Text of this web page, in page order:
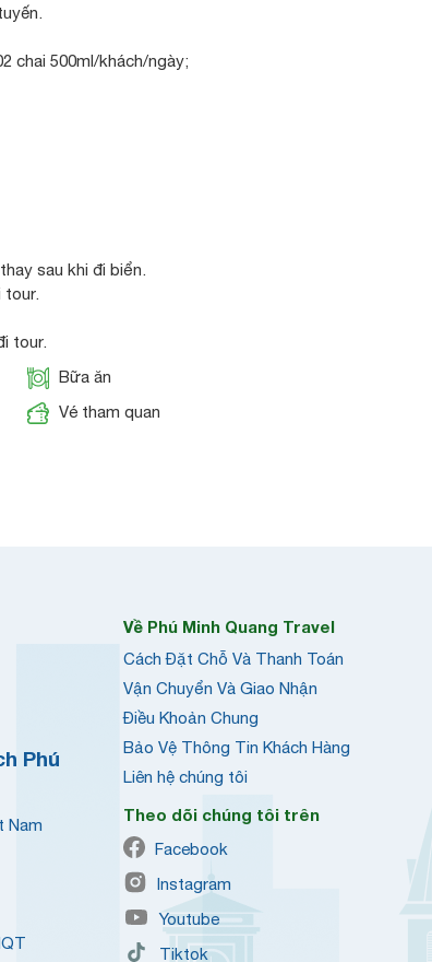
chai 500ml/khách/ngày;
sau khi đi biển.
tour.
tour.
Bữa ăn
Vé tham quan
Phú
Nam
Về Phú Minh Quang Travel
Cách Đặt Chỗ Và Thanh Toán
Vận Chuyển Và Giao Nhận
Điều Khoản Chung
Bảo Vệ Thông Tin Khách Hàng
Liên hệ chúng tôi
Theo dõi chúng tôi trên
Facebook
Instagram
Youtube
Tiktok